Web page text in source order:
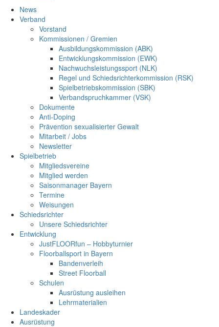
News
Verband
Vorstand
Kommissionen / Gremien
Ausbildungskommission (ABK)
Entwicklungskommission (EWK)
Nachwuchsleistungssport (NLK)
Regel und Schiedsrichterkommission (RSK)
Spielbetriebskommission (SBK)
Verbandspruchkammer (VSK)
Dokumente
Anti-Doping
Prävention sexualisierter Gewalt
Mitarbeit / Jobs
Newsletter
Spielbetrieb
Mitgliedsvereine
Mitglied werden
Saisonmanager Bayern
Termine
Weisungen
Schiedsrichter
Unsere Schiedsrichter
Entwicklung
JustFLOORfun – Hobbyturnier
Floorballsport in Bayern
Bandenverleih
Street Floorball
Schulen
Ausrüstung ausleihen
Lehrmaterialien
Landeskader
Ausrüstung